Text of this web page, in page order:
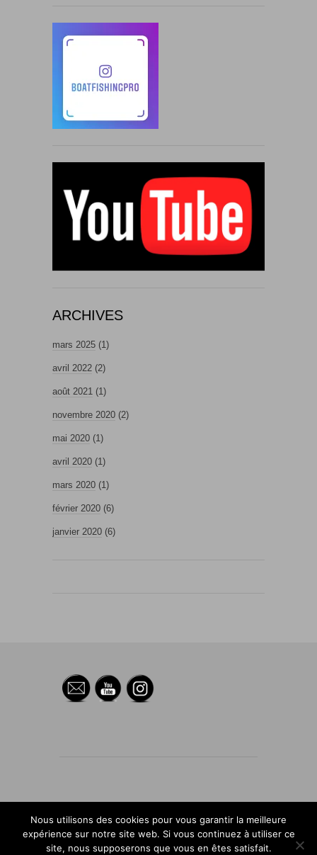
ARCHIVES
mars 2025 (1)
avril 2022 (2)
août 2021 (1)
novembre 2020 (2)
mai 2020 (1)
avril 2020 (1)
mars 2020 (1)
février 2020 (6)
janvier 2020 (6)
FIÈREMENT PROPULSÉ PAR
WORDPRESS
· THÈME : SUITS PARTHEME WEAVER|
Nous utilisons des cookies pour vous garantir la meilleure
expérience sur notre site web. Si vous continuez à utiliser ce
site, nous supposerons que vous en êtes satisfait.